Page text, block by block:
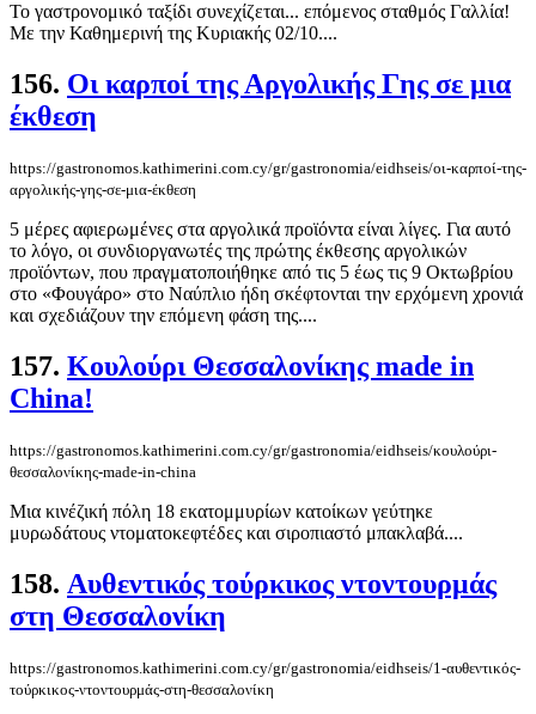
Το γαστρονομικό ταξίδι συνεχίζεται... επόμενος σταθμός Γαλλία!
Με την Καθημερινή της Κυριακής 02/10....
156. Οι καρποί της Αργολικής Γης σε μια
έκθεση
https://gastronomos.kathimerini.com.cy/gr/gastronomia/eidhseis/οι-καρποί-της-
αργολικής-γης-σε-μια-έκθεση
5 μέρες αφιερωμένες στα αργολικά προϊόντα είναι λίγες. Για αυτό
το λόγο, οι συνδιοργανωτές της πρώτης έκθεσης αργολικών
προϊόντων, που πραγματοποιήθηκε από τις 5 έως τις 9 Οκτωβρίου
στο «Φουγάρο» στο Ναύπλιο ήδη σκέφτονται την ερχόμενη χρονιά
και σχεδιάζουν την επόμενη φάση της....
157. Κουλούρι Θεσσαλονίκης made in
China!
https://gastronomos.kathimerini.com.cy/gr/gastronomia/eidhseis/κουλούρι-
θεσσαλονίκης-made-in-china
Μια κινέζική πόλη 18 εκατομμυρίων κατοίκων γεύτηκε
μυρωδάτους ντοματοκεφτέδες και σιροπιαστό μπακλαβά....
158. Αυθεντικός τούρκικος ντοντουρμάς
στη Θεσσαλονίκη
https://gastronomos.kathimerini.com.cy/gr/gastronomia/eidhseis/1-αυθεντικός-
τούρκικος-ντοντουρμάς-στη-θεσσαλονίκη